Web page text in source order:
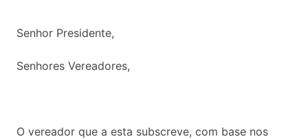
Senhor Presidente,
Senhores Vereadores,
O vereador que a esta subscreve, com base nos